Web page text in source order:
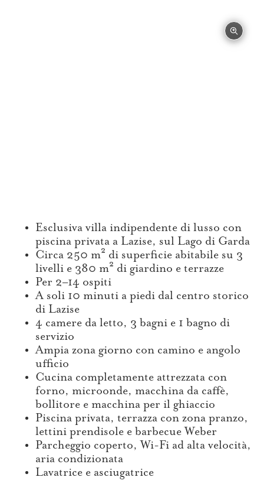
Esclusiva villa indipendente di lusso con
piscina privata a Lazise, sul Lago di Garda
Circa 250 m² di superficie abitabile su 3
livelli e 380 m² di giardino e terrazze
Per 2–14 ospiti
A soli 10 minuti a piedi dal centro storico
di Lazise
4 camere da letto, 3 bagni e 1 bagno di
servizio
Ampia zona giorno con camino e angolo
ufficio
Cucina completamente attrezzata con
forno, microonde, macchina da caffè,
bollitore e macchina per il ghiaccio
Piscina privata, terrazza con zona pranzo,
lettini prendisole e barbecue Weber
Parcheggio coperto, Wi-Fi ad alta velocità,
aria condizionata
Lavatrice e asciugatrice